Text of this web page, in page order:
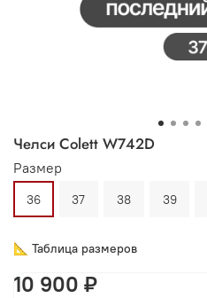
Челси Colett W742D
Размер
36 37 38 39
📐 Таблица размеров
10 900 ₽